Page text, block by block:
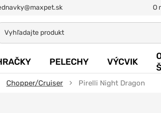
O
PELECHY VÝCVIK
Chopper/Cruiser Pirelli Night Dragon